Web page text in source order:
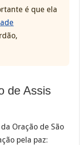
é que ela
de Assis
Oração de São
pela paz: